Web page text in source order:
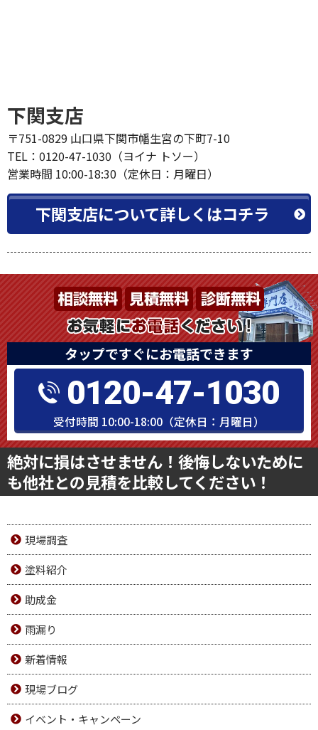
下関支店
〒751-0829 山口県下関市幡生宮の下町7-10
TEL：0120-47-1030（ヨイナ トソー）
営業時間 10:00-18:30（定休日：月曜日）
下関支店について詳しくはコチラ
タップですぐにお電話できます
0120-47-1030
受付時間 10:00-18:00（定休日：月曜日）
絶対に損はさせません！後悔しないために
も他社との見積を比較してください！
現場調査
塗料紹介
助成金
雨漏り
新着情報
現場ブログ
イベント・キャンペーン